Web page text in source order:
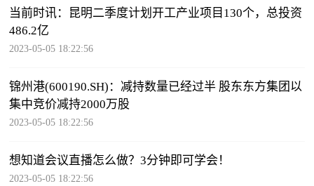
当前时讯：昆明二季度计划开工产业项目130个，总投资
486.2亿
2023-05-05 18:22:56
锦州港(600190.SH)：减持数量已经过半 股东东方集团以
集中竞价减持2000万股
2023-05-05 18:22:56
想知道会议直播怎么做？3分钟即可学会！
2023-05-05 18:22:56